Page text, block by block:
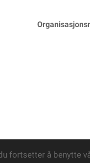
fortsetter å benytte